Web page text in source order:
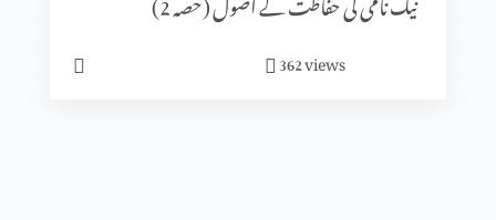
غزل الغزلات
362views